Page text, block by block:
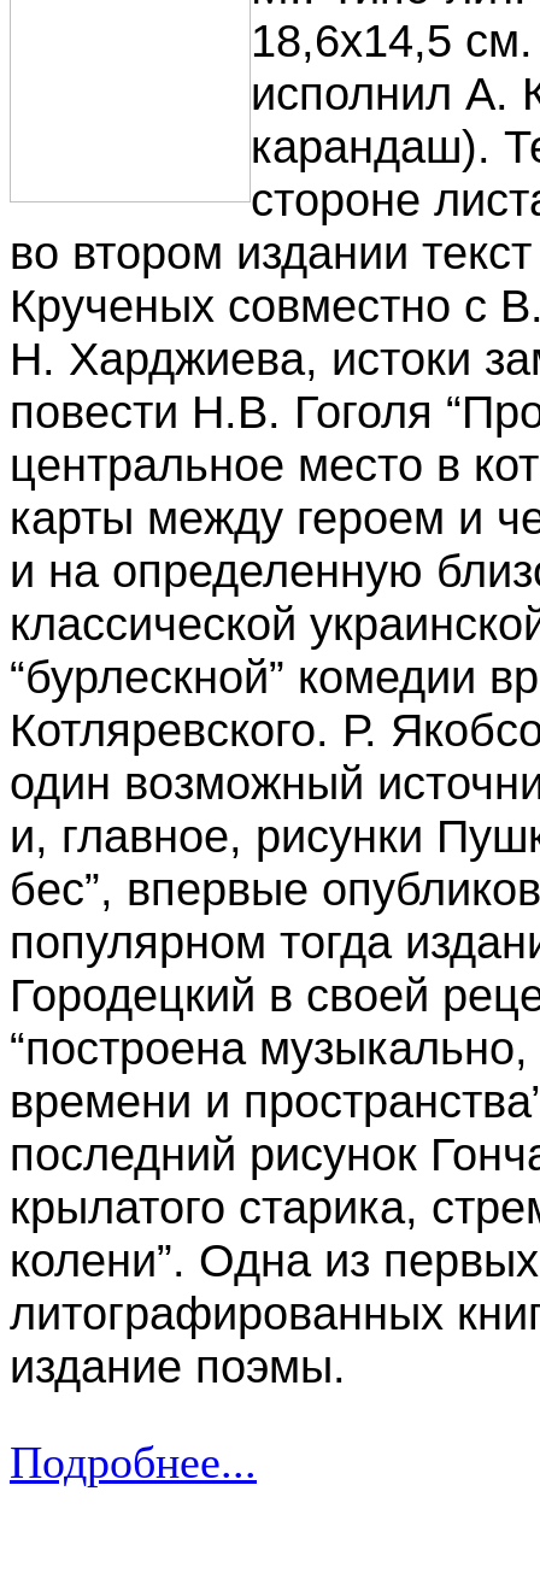
18,6x14,5
исполнил А.
карандаш).
стороне
во втором издании
Крученых совместно с
Н. Харджиева, истоки
повести Н.В. Гоголя
центральное место в
карты между героем и
и на определенную
классической
“бурлескной” комедии
Котляревского. Р.
один возможный
и, главное, рисунки
бес”, впервые
популярном тогда
Городецкий в своей
“построена
времени и
последний рисунок
крылатого старика,
колени”. Одна из
литографированных
издание поэмы.
Подробнее...